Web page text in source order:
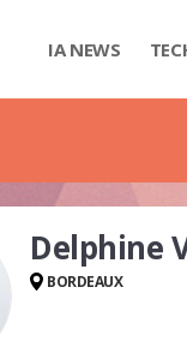
IA NEWS
Delphine
BORDEAUX